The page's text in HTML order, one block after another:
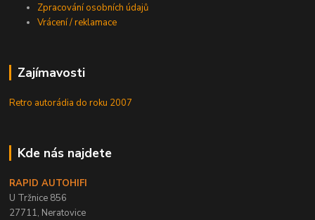
Zpracování osobních údajů
Vrácení / reklamace
Zajímavosti
Retro autorádia do roku 2007
Kde nás najdete
RAPID AUTOHIFI
U Tržnice 856
27711, Neratovice